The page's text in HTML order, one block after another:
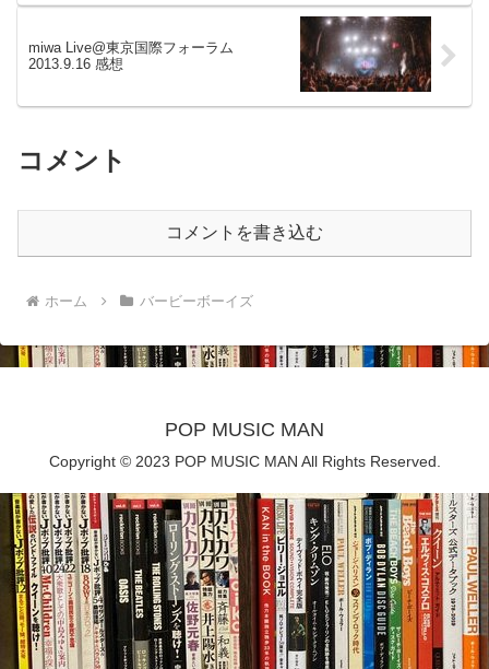
miwa Live@東京国際フォーラム
2013.9.16 感想
コメント
コメントを書き込む
ホーム バービーボーイズ
POP MUSIC MAN
Copyright © 2023 POP MUSIC MAN All Rights Reserved.